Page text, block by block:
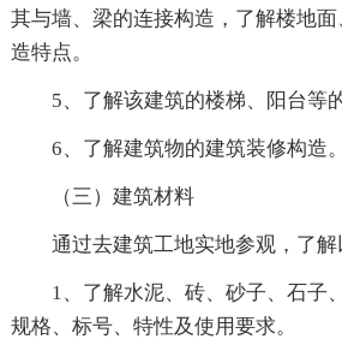
其与墙、梁的连接构造，了解楼地
造特点。
5、了解该建筑的楼梯、阳台等
6、了解建筑物的建筑装修构造。
（三）建筑材料
通过去建筑工地实地参观，了解
1、了解水泥、砖、砂子、石子
规格、标号、特性及使用要求。